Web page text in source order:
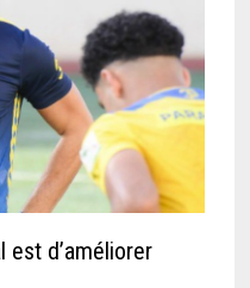
est d’améliorer